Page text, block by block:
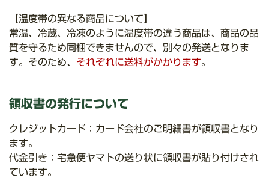
【温度帯の異なる商品について】
常温、冷蔵、冷凍のように温度帯の違う商品は、商品の品
質を守るため同梱できませんので、別々の発送となりま
す。そのため、 それぞれに送料がかかります。
領収書の発行について
クレジットカード：カード会社のご明細書が領収書となり
ます。
代金引き：宅急便ヤマトの送り状に領収書が貼り付けされ
ています。